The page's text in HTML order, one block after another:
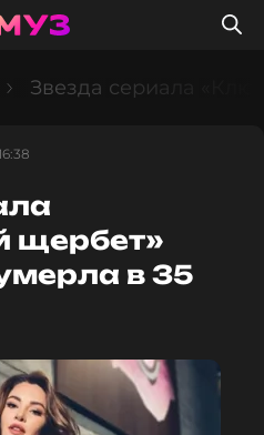
Звезда сериала
щербет»
в 35